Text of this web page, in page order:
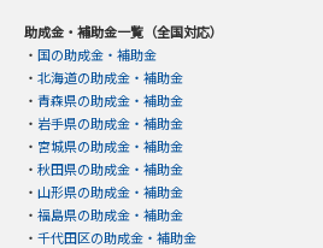
助成金・補助金一覧（全国対応）
・ 国の助成金・補助金
・ 北海道の助成金・補助金
・ 青森県の助成金・補助金
・ 岩手県の助成金・補助金
・ 宮城県の助成金・補助金
・ 秋田県の助成金・補助金
・ 山形県の助成金・補助金
・ 福島県の助成金・補助金
・ 千代田区の助成金・補助金